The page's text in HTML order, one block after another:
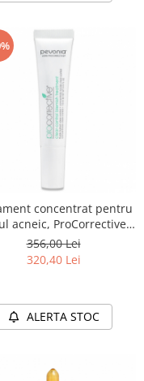
concentrat pentru
acneic, ProCorrective
Clear-Control Blemish
Treatment - 15ml
356,00 Lei
320,40 Lei
ALERTA STOC